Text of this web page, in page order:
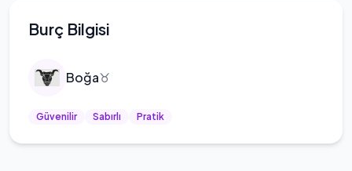
Burç Bilgisi
Boğa♉
Güvenilir Sabırlı Pratik